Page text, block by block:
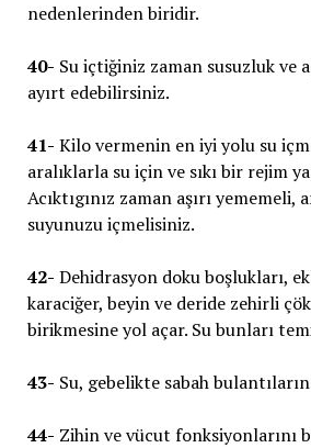
nedenlerinden biridir.
40- Su içtiğiniz zaman susuzluk ve
ayırt edebilirsiniz.
41- Kilo vermenin en iyi yolu su
aralıklarla su için ve sıkı bir rejim
Acıktıgınız zaman aşırı yememeli,
suyunuzu içmelisiniz.
42- Dehidrasyon doku boşlukları,
karaciğer, beyin ve deride zehirli
birikmesine yol açar. Su bunları
43- Su, gebelikte sabah
44- Zihin ve vücut fonksiyonlarını